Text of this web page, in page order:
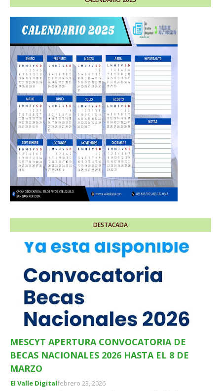
DESTACADA
MESCYT APERTURA CONVOCATORIA DE
BECAS NACIONALES 2026 HASTA EL 8 DE
MARZO
El Valle Digitalfebrero 23, 2026